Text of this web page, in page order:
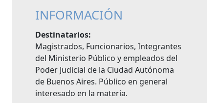
INFORMACIÓN
Destinatarios:
Magistrados, Funcionarios, Integrantes
del Ministerio Público y empleados del
Poder Judicial de la Ciudad Autónoma
de Buenos Aires. Público en general
interesado en la materia.